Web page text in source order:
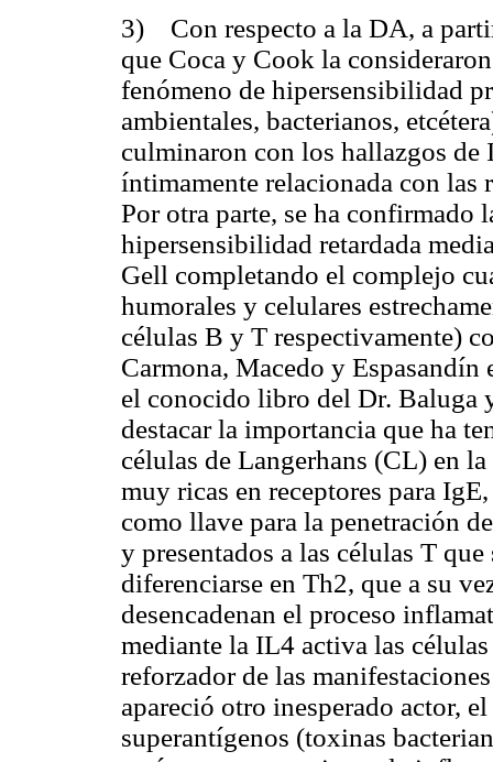
3) Con respecto a la DA, a
que Coca y Cook la
fenómeno de hipersensibilidad
ambientales, bacterianos,
culminaron con los hallazgos de
íntimamente relacionada con
Por otra parte, se ha confirmado
hipersensibilidad retardada
Gell completando el complejo
humorales y celulares
células B y T respectivamente)
Carmona, Macedo y
el conocido libro del Dr. Baluga
destacar la importancia que ha
células de Langerhans (CL) en
muy ricas en receptores para
como llave para la penetración
y presentados a las células T
diferenciarse en Th2, que a su
desencadenan el proceso
mediante la IL4 activa las
reforzador de las
apareció otro inesperado actor,
superantígenos (toxinas